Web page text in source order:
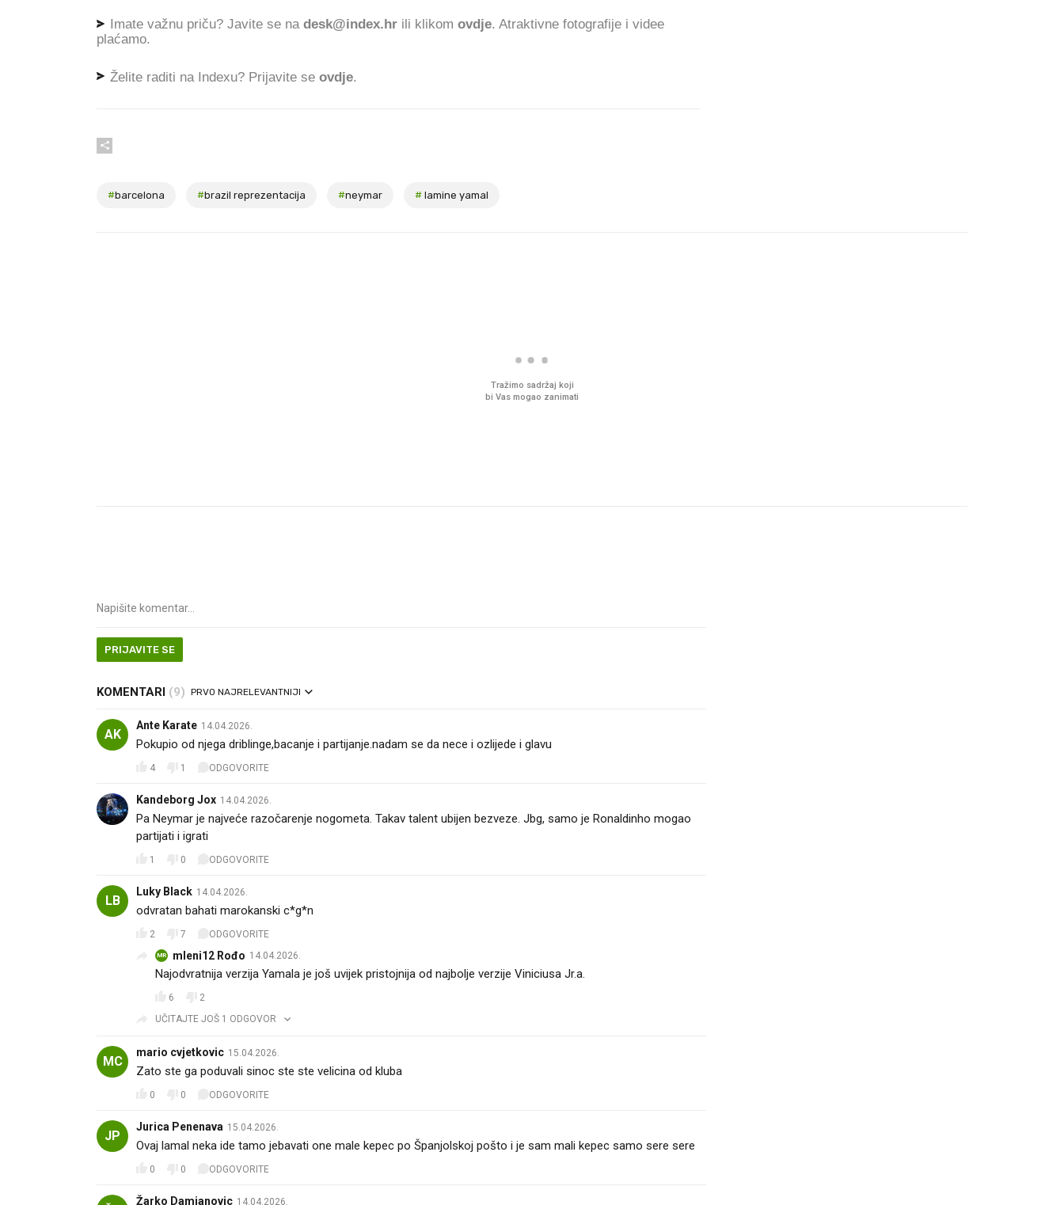
Imate važnu priču? Javite se na desk@index.hr ili klikom ovdje. Atraktivne fotografije i videe
plaćamo.
Želite raditi na Indexu? Prijavite se ovdje.
#barcelona #brazil reprezentacija #neymar # lamine yamal
Tražimo sadržaj koji
bi Vas mogao zanimati
PRIJAVITE SE
KOMENTARI (9) PRVO NAJRELEVANTNIJI
AK
Ante Karate 14.04.2026.
Pokupio od njega driblinge,bacanje i partijanje.nadam se da nece i ozlijede i glavu
4 1 ODGOVORITE
Kandeborg Jox 14.04.2026.
Pa Neymar je najveće razočarenje nogometa. Takav talent ubijen bezveze. Jbg, samo je Ronaldinho mogao
partijati i igrati
1 0 ODGOVORITE
LB
Luky Black 14.04.2026.
odvratan bahati marokanski c*g*n
2 7 ODGOVORITE
MR mleni12 Rođo 14.04.2026.
Najodvratnija verzija Yamala je još uvijek pristojnija od najbolje verzije Viniciusa Jr.a.
6
2
UČITAJTE JOŠ 1 ODGOVOR
MC
mario cvjetkovic 15.04.2026.
Zato ste ga poduvali sinoc ste ste velicina od kluba
0 0 ODGOVORITE
JP
Jurica Penenava 15.04.2026.
Ovaj lamal neka ide tamo jebavati one male kepec po Španjolskoj pošto i je sam mali kepec samo sere sere
0 0 ODGOVORITE
Žarko Damjanovic 14.04.2026.